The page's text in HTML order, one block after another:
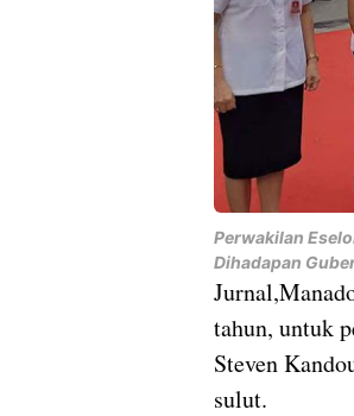
Perwakilan
Dihadapan
tahun, untuk
Steven
sulut.